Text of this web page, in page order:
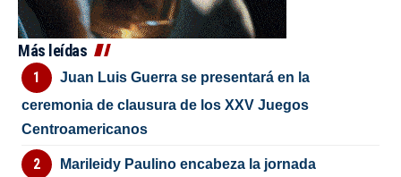
Más leídas
Juan Luis Guerra se presentará en la
ceremonia de clausura de los XXV Juegos
Centroamericanos
Marileidy Paulino encabeza la jornada